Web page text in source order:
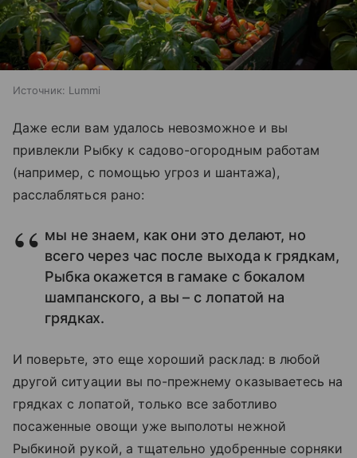
Источник: Lummi
Даже если вам удалось невозможное и вы
привлекли Рыбку к садово-огородным работам
(например, с помощью угроз и шантажа),
расслабляться рано:
мы не знаем, как они это делают, но
всего через час после выхода к грядкам,
Рыбка окажется в гамаке с бокалом
шампанского, а вы – с лопатой на
грядках.
И поверьте, это еще хороший расклад: в любой
другой ситуации вы по-прежнему оказываетесь на
грядках с лопатой, только все заботливо
посаженные овощи уже выполоты нежной
Рыбкиной рукой, а тщательно удобренные сорняки